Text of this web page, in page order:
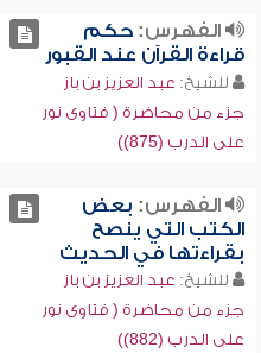
الفهرس:حكم
قراءة القرآن عند القبور
للشيخ: عبد العزيز بن باز
جزء من محاضرة ( فتاوى نور
على الدرب (875))
الفهرس: بعض
الكتب التي ينصح
بقراءتها في الحديث
للشيخ: عبد العزيز بن باز
جزء من محاضرة ( فتاوى نور
على الدرب (882))